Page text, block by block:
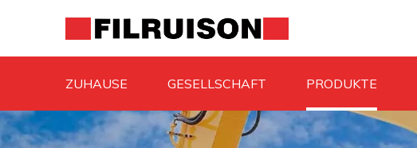
ZUHAUSE GESELLSCHAFT PRODUKTE